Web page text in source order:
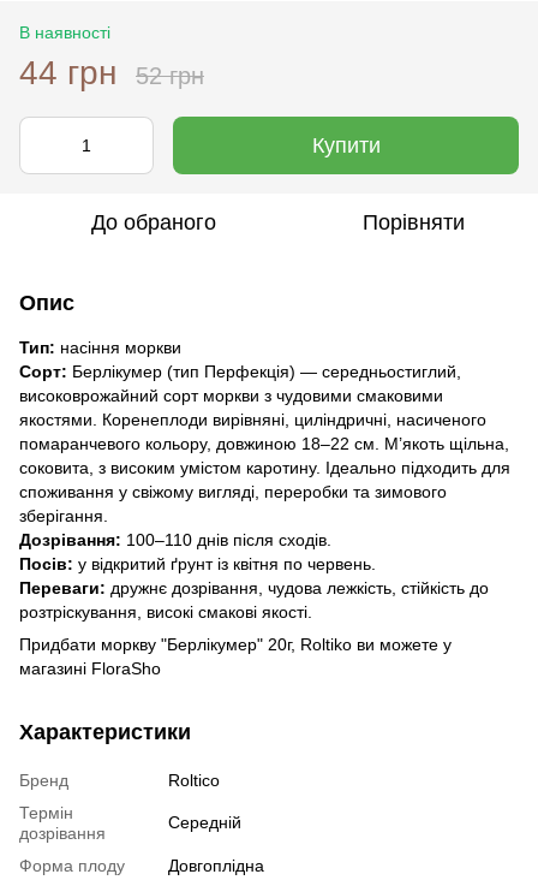
В наявності
44 грн 52 грн
Купити
До обраного Порівняти
Опис
Тип: насіння моркви
Сорт: Берлікумер (тип Перфекція) — середньостиглий,
високоврожайний сорт моркви з чудовими смаковими
якостями. Коренеплоди вирівняні, циліндричні, насиченого
помаранчевого кольору, довжиною 18–22 см. М’якоть щільна,
соковита, з високим умістом каротину. Ідеально підходить для
споживання у свіжому вигляді, переробки та зимового
зберігання.
Дозрівання: 100–110 днів після сходів.
Посів: у відкритий ґрунт із квітня по червень.
Переваги: дружнє дозрівання, чудова лежкість, стійкість до
розтріскування, високі смакові якості.
Придбати моркву "Берлікумер" 20г, Roltiko ви можете у
магазині FloraSho
Характеристики
Бренд
Roltico
Термін
дозрівання
Середній
Форма плоду
Довгоплідна